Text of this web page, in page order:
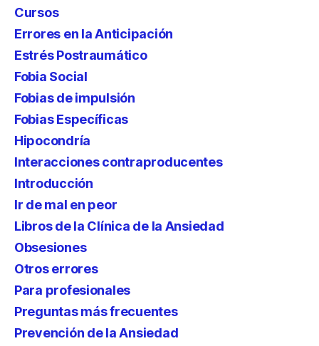
Cursos
Errores en la Anticipación
Estrés Postraumático
Fobia Social
Fobias de impulsión
Fobias Específicas
Hipocondría
Interacciones contraproducentes
Introducción
Ir de mal en peor
Libros de la Clínica de la Ansiedad
Obsesiones
Otros errores
Para profesionales
Preguntas más frecuentes
Prevención de la Ansiedad